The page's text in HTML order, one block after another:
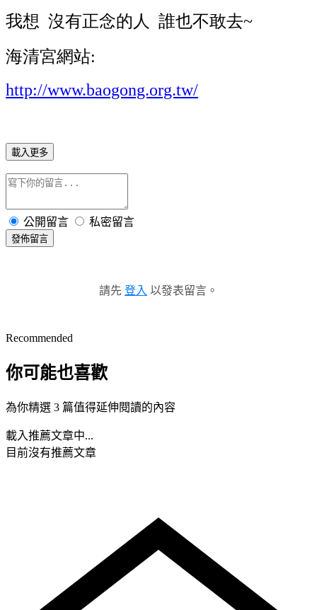
我想 沒有正念的人 誰也不敢去~
海清宮網站:
http://www.baogong.org.tw/
載入更多
公開留言 私密留言
發佈留言
請先 登入 以發表留言。
Recommended
你可能也喜歡
為你精選 3 篇值得延伸閱讀的內容
載入推薦文章中...
目前沒有推薦文章